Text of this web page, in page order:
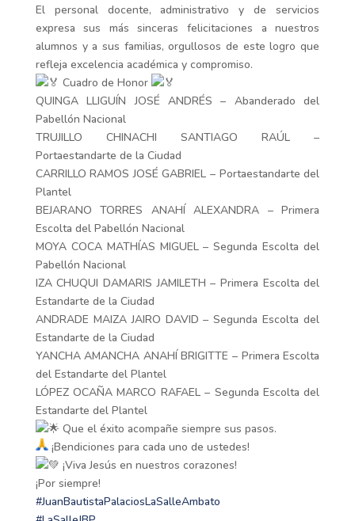
El personal docente, administrativo y de servicios
expresa sus más sinceras felicitaciones a nuestros
alumnos y a sus familias, orgullosos de este logro que
refleja excelencia académica y compromiso.
Cuadro de Honor
QUINGA LLIGUÍN JOSÉ ANDRÉS – Abanderado del
Pabellón Nacional
TRUJILLO CHINACHI SANTIAGO RAÚL –
Portaestandarte de la Ciudad
CARRILLO RAMOS JOSÉ GABRIEL – Portaestandarte del
Plantel
BEJARANO TORRES ANAHÍ ALEXANDRA – Primera
Escolta del Pabellón Nacional
MOYA COCA MATHÍAS MIGUEL – Segunda Escolta del
Pabellón Nacional
IZA CHUQUI DAMARIS JAMILETH – Primera Escolta del
Estandarte de la Ciudad
ANDRADE MAIZA JAIRO DAVID – Segunda Escolta del
Estandarte de la Ciudad
YANCHA AMANCHA ANAHÍ BRIGITTE – Primera Escolta
del Estandarte del Plantel
LÓPEZ OCAÑA MARCO RAFAEL – Segunda Escolta del
Estandarte del Plantel
Que el éxito acompañe siempre sus pasos.
¡Bendiciones para cada uno de ustedes!
¡Viva Jesús en nuestros corazones!
¡Por siempre!
#JuanBautistaPalaciosLaSalleAmbato